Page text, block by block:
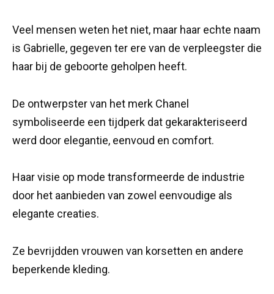
Veel mensen weten het niet, maar haar echte naam
is Gabrielle, gegeven ter ere van de verpleegster die
haar bij de geboorte geholpen heeft.
De ontwerpster van het merk Chanel
symboliseerde een tijdperk dat gekarakteriseerd
werd door elegantie, eenvoud en comfort.
Haar visie op mode transformeerde de industrie
door het aanbieden van zowel eenvoudige als
elegante creaties.
Ze bevrijdden vrouwen van korsetten en andere
beperkende kleding.